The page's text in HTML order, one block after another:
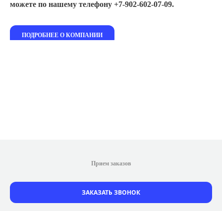
можете по нашему телефону +7-902-602-07-09.
ПОДРОБНЕЕ О КОМПАНИИ
Прием заказов
ЗАКАЗАТЬ ЗВОНОК